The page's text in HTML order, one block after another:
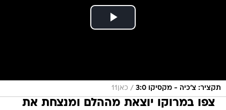
תקציר: צ'כיה - מקסיקו 3:0 / כאן11
צפו במרוקו יוצאת מההלם ומנצחת את